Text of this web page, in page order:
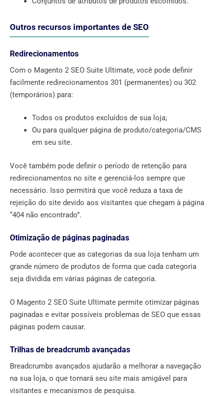
Outros recursos importantes de SEO
Redirecionamentos
Com o Magento 2 SEO Suite Ultimate, você pode definir
facilmente redirecionamentos 301 (permanentes) ou 302
(temporários) para:
Todos os produtos excluídos de sua loja;
Ou para qualquer página de produto/categoria/CMS
em seu site.
Você também pode definir o período de retenção para
redirecionamentos no site e gerenciá-los sempre que
necessário. Isso permitirá que você reduza a taxa de
rejeição do site devido aos visitantes que chegam à página
“404 não encontrado”.
Otimização de páginas paginadas
Pode acontecer que as categorias da sua loja tenham um
grande número de produtos de forma que cada categoria
seja dividida em várias páginas de categoria.
O Magento 2 SEO Suite Ultimate permite otimizar páginas
paginadas e evitar possíveis problemas de SEO que essas
páginas podem causar.
Trilhas de breadcrumb avançadas
Breadcrumbs avançados ajudarão a melhorar a navegação
na sua loja, o que tornará seu site mais amigável para
visitantes e mecanismos de pesquisa.